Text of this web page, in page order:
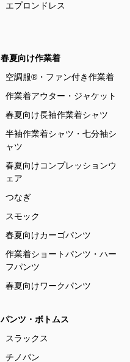
エプロンドレス
春夏向け作業着
空調服®・ファン付き作業着
作業着アウター・ジャケット
春夏向け長袖作業着シャツ
半袖作業着シャツ・七分袖シ
ャツ
春夏向けコンプレッションウ
ェア
つなぎ
スモック
春夏向けカーゴパンツ
作業着ショートパンツ・ハー
フパンツ
春夏向けワークパンツ
パンツ・ボトムス
スラックス
チノパン